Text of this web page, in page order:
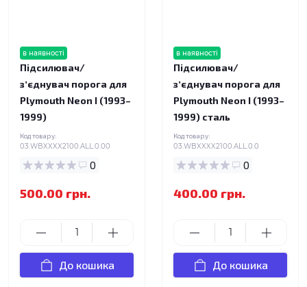
в наявності
Підсилювач/
зʼєднувач порога для
Plymouth Neon I (1993–
1999)
Код товару:
03.WBXXXX2100.ALL.0.00
0
500.00 грн.
До кошика
в наявності
Підсилювач/
зʼєднувач порога для
Plymouth Neon I (1993–
1999) сталь
Код товару:
03.WBXXXX2100.ALL.0.0
0
400.00 грн.
До кошика